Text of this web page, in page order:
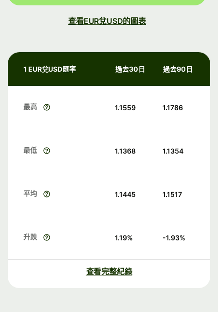
查看EUR兌USD的圖表
1 EUR兌USD匯率 過去30日 過去90日
最高 1.1559 1.1786
最低 1.1368 1.1354
平均 1.1445 1.1517
升跌 1.19% -1.93%
查看完整紀錄